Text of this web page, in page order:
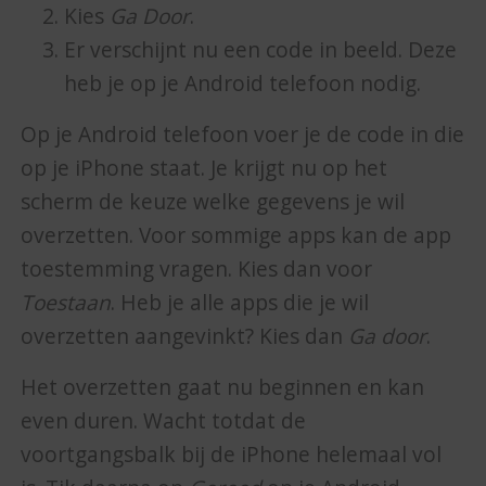
Kies Ga Door.
Er verschijnt nu een code in beeld. Deze
heb je op je Android telefoon nodig.
Op je Android telefoon voer je de code in die
op je iPhone staat. Je krijgt nu op het
scherm de keuze welke gegevens je wil
overzetten. Voor sommige apps kan de app
toestemming vragen. Kies dan voor
Toestaan. Heb je alle apps die je wil
overzetten aangevinkt? Kies dan Ga door.
Het overzetten gaat nu beginnen en kan
even duren. Wacht totdat de
voortgangsbalk bij de iPhone helemaal vol